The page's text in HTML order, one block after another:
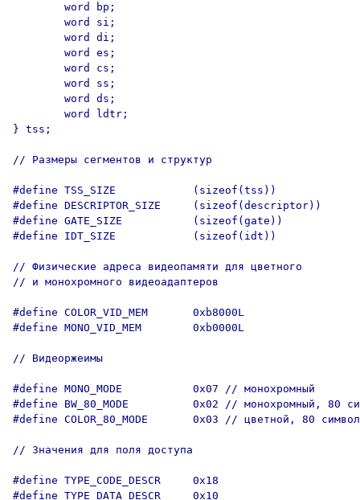
        word bp;
        word si;
        word di;
        word es;
        word cs;
        word ss;
        word ds;
        word ldtr;
} tss;
// Размеры сегментов и структур
#define TSS_SIZE            (sizeof(tss))
#define DESCRIPTOR_SIZE     (sizeof(descriptor))
#define GATE_SIZE           (sizeof(gate))
#define IDT_SIZE            (sizeof(idt))
// Физические адреса видеопамяти для цветного
// и монохромного видеоадаптеров
#define COLOR_VID_MEM       0xb8000L
#define MONO_VID_MEM        0xb0000L
// Видеоржеимы
#define MONO_MODE           0x07 // монохромный
#define BW_80_MODE          0x02 // монохромный, 80
#define COLOR_80_MODE       0x03 // цветной, 80
// Значения для поля доступа
#define TYPE_CODE_DESCR     0x18
#define TYPE_DATA_DESCR     0x10